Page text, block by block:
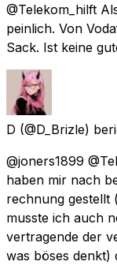
@Telekom_hilft
peinlich. Von
Sack. Ist keine
D (@D_Brizle)
@joners1899
haben mir nach
rechnung gestellt
musste ich auch
vertragende der
was böses denkt)